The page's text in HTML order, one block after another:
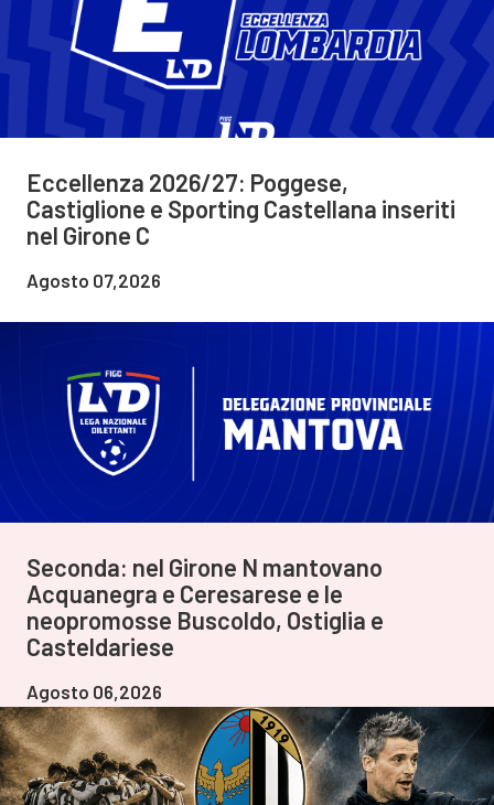
Eccellenza 2026/27: Poggese,
Castiglione e Sporting Castellana inseriti
nel Girone C
Agosto 07,2026
Seconda: nel Girone N mantovano
Acquanegra e Ceresarese e le
neopromosse Buscoldo, Ostiglia e
Casteldariese
Agosto 06,2026